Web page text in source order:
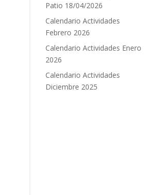
Patio 18/04/2026
Calendario Actividades
Febrero 2026
Calendario Actividades Enero
2026
Calendario Actividades
Diciembre 2025